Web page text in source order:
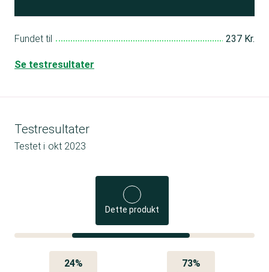
Fundet til 237 Kr.
Se testresultater
Testresultater
Testet i okt 2023
Dette produkt
24% 73%